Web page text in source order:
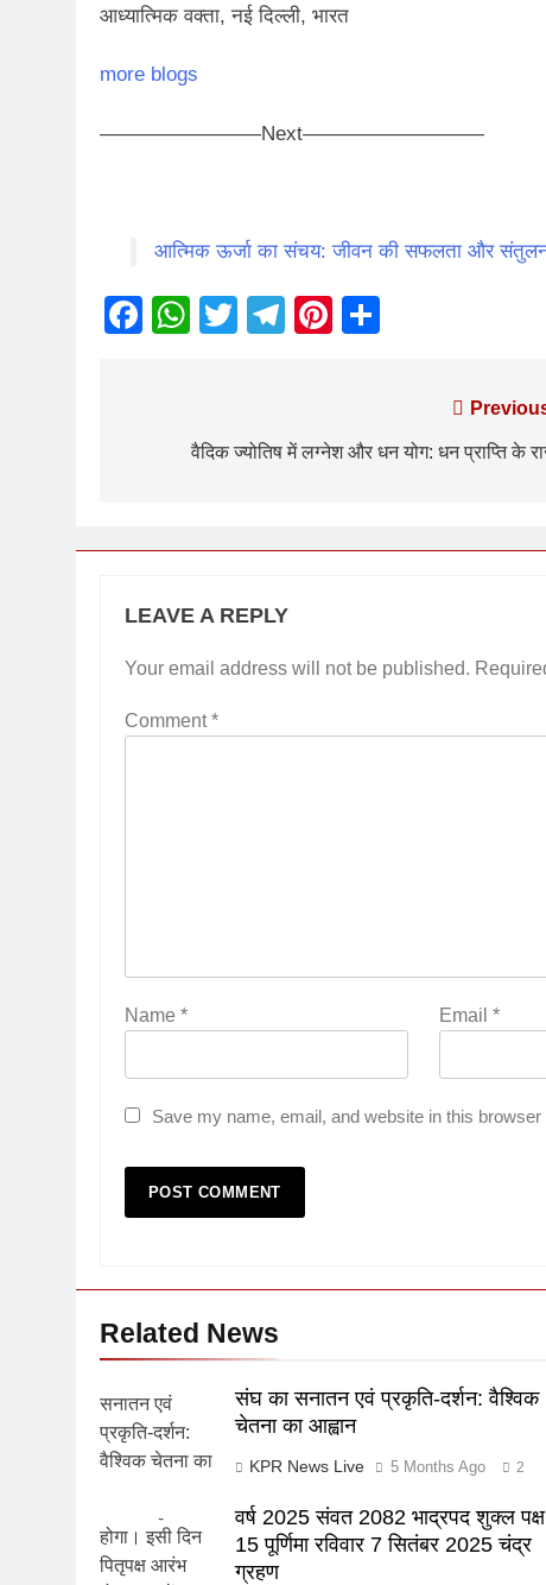
आध्यात्मिक वक्ता, नई दिल्ली, भारत
more blogs
————————Next—————————
आत्मिक ऊर्जा का संचय: जीवन की सफलता और संतुलन
Facebook
WhatsApp
TwitterTelegram
Pinterest
वैदिक ज्योतिष में लग्नेश और धन योग: धन प्राप्ति के
LEAVE A REPLY
Your email address will not be published.
Comment*
Name * Email*
Save my name, email, and website in this
Related News
संघ का सनातन एवं प्रकृति-दर्शन: वैश्विक
चेतना का आह्वान
KPR News Live 5 Months Ago 2
वर्ष 2025 संवत 2082 भाद्रपद शुक्ल पक्ष
15 पूर्णिमा रविवार 7 सितंबर 2025 चंद्र
ग्रहण